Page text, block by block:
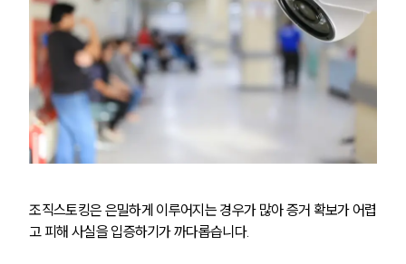
조직스토킹은 은밀하게 이루어지는 경우가 많아 증거 확보가 어렵
고 피해 사실을 입증하기가 까다롭습니다.